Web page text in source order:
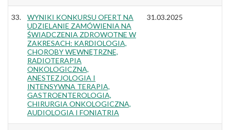
33.
WYNIKI KONKURSU OFERT NA
UDZIELANIE ZAMÓWIENIA NA
ŚWIADCZENIA ZDROWOTNE W
ZAKRESACH: KARDIOLOGIA,
CHOROBY WEWNĘTRZNE,
RADIOTERAPIA
ONKOLOGICZNA,
ANESTEZJOLOGIA I
INTENSYWNA TERAPIA,
GASTROENTEROLOGIA,
CHIRURGIA ONKOLOGICZNA,
AUDIOLOGIA I FONIATRIA
31.03.2025